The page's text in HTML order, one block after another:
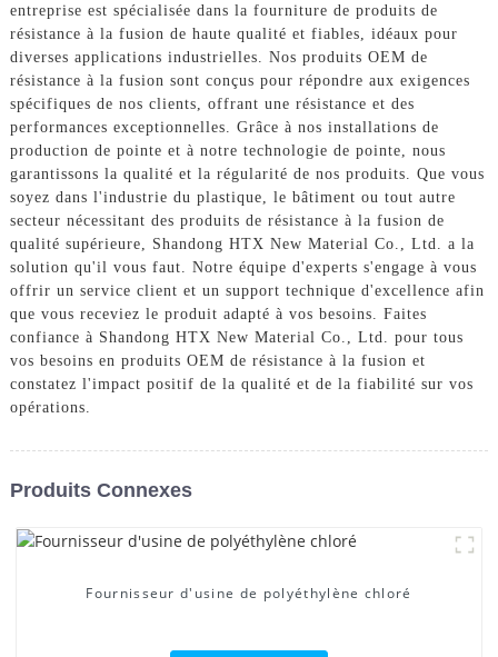
entreprise est spécialisée dans la fourniture de produits de
résistance à la fusion de haute qualité et fiables, idéaux pour
diverses applications industrielles. Nos produits OEM de
résistance à la fusion sont conçus pour répondre aux exigences
spécifiques de nos clients, offrant une résistance et des
performances exceptionnelles. Grâce à nos installations de
production de pointe et à notre technologie de pointe, nous
garantissons la qualité et la régularité de nos produits. Que vous
soyez dans l'industrie du plastique, le bâtiment ou tout autre
secteur nécessitant des produits de résistance à la fusion de
qualité supérieure, Shandong HTX New Material Co., Ltd. a la
solution qu'il vous faut. Notre équipe d'experts s'engage à vous
offrir un service client et un support technique d'excellence afin
que vous receviez le produit adapté à vos besoins. Faites
confiance à Shandong HTX New Material Co., Ltd. pour tous
vos besoins en produits OEM de résistance à la fusion et
constatez l'impact positif de la qualité et de la fiabilité sur vos
opérations.
Produits Connexes
Fournisseur d'usine de polyéthylène chloré